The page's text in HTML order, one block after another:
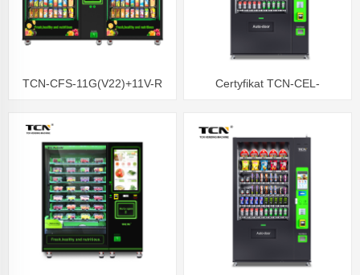
TCN-CFS-11G(V22)+11V-R
Sałatka Owocowa Automat Z
Ekranem Dotykowym
Certyfikat TCN-CEL-
napojami i przekąskami